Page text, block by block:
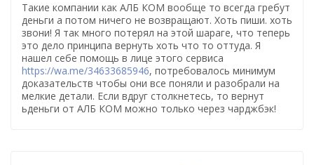
Такие компании как АЛБ КОМ вообще то всегда гребут
деньги а потом ничего не возвращают. Хоть пиши. хоть
звони! Я так много потерял на этой шараге, что теперь
это дело принципа вернуть хоть что то оттуда. Я
нашел себе помощь в лице этого сервиса
https://wa.me/34633685946, потребовалось минимум
доказательств чтобы они все поняли и разобрали на
мелкие детали. Если вдруг столкнетесь, то вернут
ьденьги от АЛБ КОМ можно только через чарджбэк!